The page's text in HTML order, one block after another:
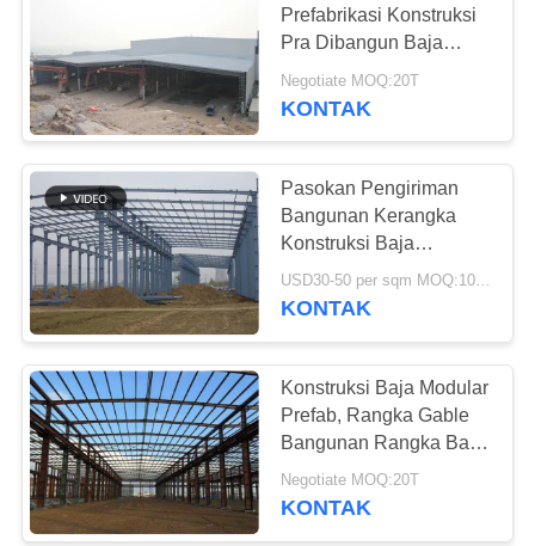
SITEMAP
KEBIJAKAN
PRIVASI
Prefabrikasi Konstruksi
Pra Dibangun Baja
Diproduksi Lokakarya
Negotiate MOQ:20T
KONTAK
Pasokan Pengiriman
Bangunan Kerangka
Konstruksi Baja
Prefabrikasi Kustom
Galvanis
USD30-50 per sqm MOQ:1000 meter persegi
KONTAK
Konstruksi Baja Modular
Prefab, Rangka Gable
Bangunan Rangka Baja
Ringan
Negotiate MOQ:20T
KONTAK